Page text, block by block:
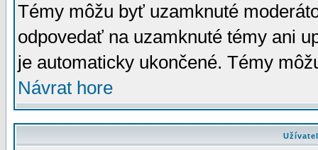
Témy môžu byť uzamknuté
odpovedať na uzamknuté témy ani
je automaticky ukončené. Témy
Návrat hore